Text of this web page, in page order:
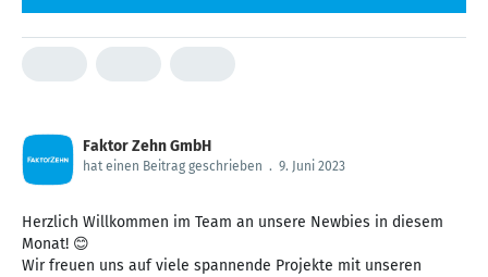
Faktor Zehn GmbH
hat einen Beitrag geschrieben . 9. Juni 2023
Herzlich Willkommen im Team an unsere Newbies in diesem
Monat! 😊
Wir freuen uns auf viele spannende Projekte mit unseren